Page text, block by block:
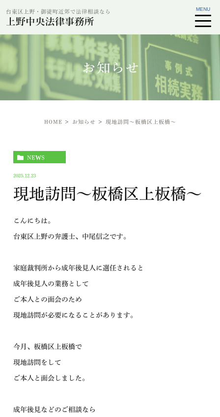
お知らせ
HOME お知らせ 現地訪問～板橋区上板橋～
NEWS
2025.12.23
現地訪問～板橋区上板橋～
こんにちは。
台東区上野の弁護士、中尾信之です。
家庭裁判所から成年後見人に選任されると
成年後見人の業務として
ご本人との面会のため
現地訪問が必要になることがあります。
今月、板橋区上板橋で
現地訪問をして
ご本人と面会しました。
成年後見などのご相談なら